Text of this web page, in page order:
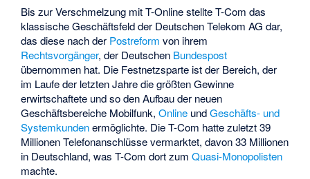
Bis zur Verschmelzung mit T-Online stellte T-Com das
klassische Geschäftsfeld der Deutschen Telekom AG dar,
das diese nach der Postreform von ihrem
Rechtsvorgänger, der Deutschen Bundespost
übernommen hat. Die Festnetzsparte ist der Bereich, der
im Laufe der letzten Jahre die größten Gewinne
erwirtschaftete und so den Aufbau der neuen
Geschäftsbereiche Mobilfunk,Online undGeschäfts- und
Systemkundenermöglichte. Die T-Com hatte zuletzt 39
Millionen Telefonanschlüsse vermarktet, davon 33 Millionen
in Deutschland, was T-Com dort zumQuasi-Monopolisten
machte.